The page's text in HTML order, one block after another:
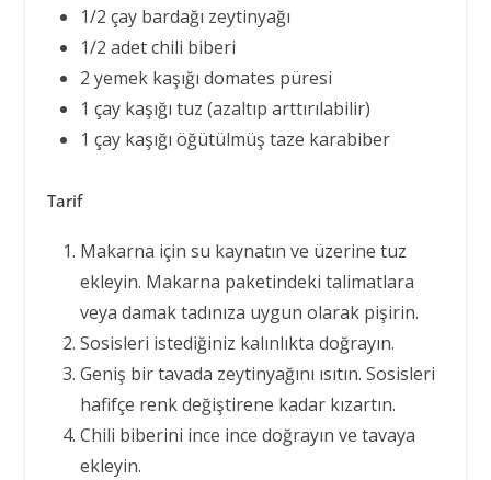
1/2 çay bardağı zeytinyağı
1/2 adet chili biberi
2 yemek kaşığı domates püresi
1 çay kaşığı tuz (azaltıp arttırılabilir)
1 çay kaşığı öğütülmüş taze karabiber
Tarif
Makarna için su kaynatın ve üzerine tuz
ekleyin. Makarna paketindeki talimatlara
veya damak tadınıza uygun olarak pişirin.
Sosisleri istediğiniz kalınlıkta doğrayın.
Geniş bir tavada zeytinyağını ısıtın. Sosisleri
hafifçe renk değiştirene kadar kızartın.
Chili biberini ince ince doğrayın ve tavaya
ekleyin.